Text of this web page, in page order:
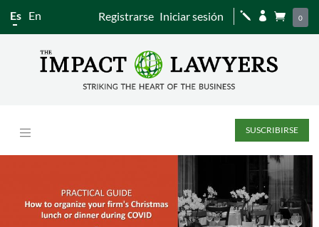
Es En Registrarse Iniciar sesión j   0
SUSCRIBIRSE